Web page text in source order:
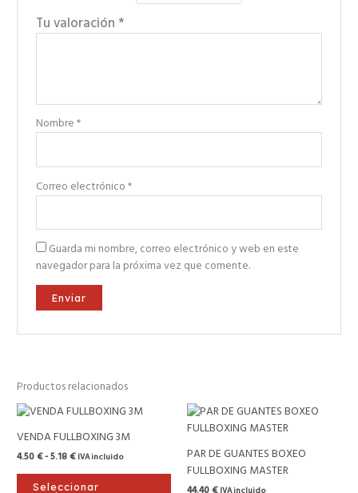
Tu valoración*
Nombre*
Correo electrónico*
Guarda mi nombre, correo electrónico y web en este
navegador para la próxima vez que comente.
Productos relacionados
VENDA FULLBOXING 3M
4.50€-5.18€
Rango
precios:
4.50 €
hasta
5.18 €
IVA incluido
Seleccionar
Este
producto
múltiples
variantes.
PAR DE GUANTES BOXEO
FULLBOXING MASTER